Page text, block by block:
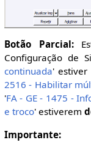
Botão Parcial:
Configuração de
continuada' estiver
2516 - Habilitar
'FA - GE - 1475 -
e troco' estiverem
Importante: